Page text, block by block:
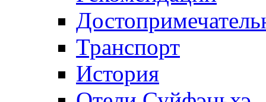
Транспорт
История